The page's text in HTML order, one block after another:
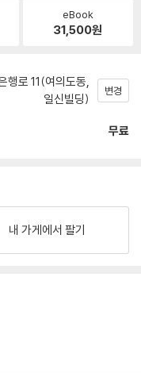
eBook
31,500원
행로 11(여의도동,
일신빌딩)
변경
무료
내 가게에서 팔기